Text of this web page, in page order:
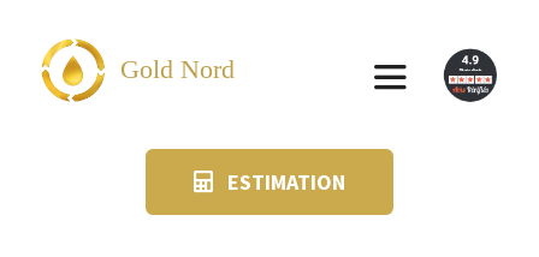
contenu
Gold Nord
Toggle
ESTIMATION